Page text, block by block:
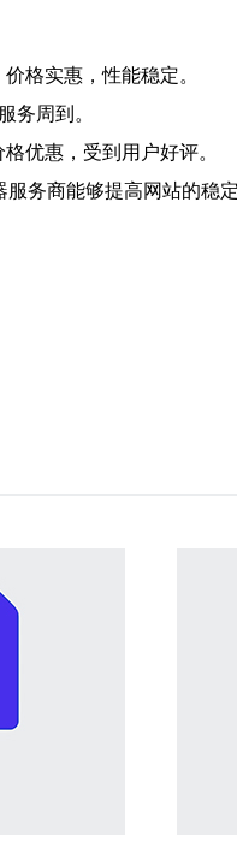
格实惠，性能稳定。
务周到。
优惠，受到用户好评。
务商能够提高网站的稳